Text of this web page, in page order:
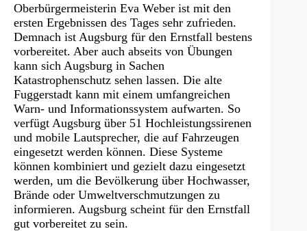
Oberbürgermeisterin Eva Weber ist mit den
ersten Ergebnissen des Tages sehr zufrieden.
Demnach ist Augsburg für den Ernstfall bestens
vorbereitet. Aber auch abseits von Übungen
kann sich Augsburg in Sachen
Katastrophenschutz sehen lassen. Die alte
Fuggerstadt kann mit einem umfangreichen
Warn- und Informationssystem aufwarten. So
verfügt Augsburg über 51 Hochleistungssirenen
und mobile Lautsprecher, die auf Fahrzeugen
eingesetzt werden können. Diese Systeme
können kombiniert und gezielt dazu eingesetzt
werden, um die Bevölkerung über Hochwasser,
Brände oder Umweltverschmutzungen zu
informieren. Augsburg scheint für den Ernstfall
gut vorbereitet zu sein.